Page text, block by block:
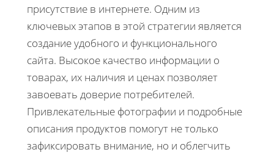
присутствие в интернете. Одним из
ключевых этапов в этой стратегии является
создание удобного и функционального
сайта. Высокое качество информации о
товарах, их наличия и ценах позволяет
завоевать доверие потребителей.
Привлекательные фотографии и подробные
описания продуктов помогут не только
зафиксировать внимание, но и облегчить